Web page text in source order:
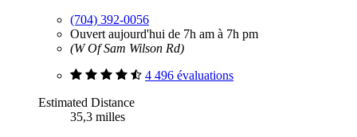
(704) 392-0056
Ouvert aujourd'hui de 7h am à 7h pm
(W Of Sam Wilson Rd)
4 496 évaluations
Estimated Distance
35,3 milles